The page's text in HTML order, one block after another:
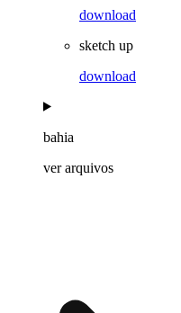
download
sketch up
download
bahia
ver arquivos